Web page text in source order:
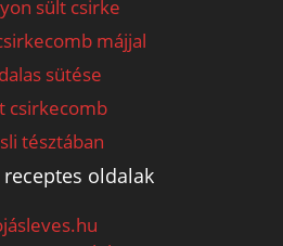
sült csirke
májjal
sütése
csirkecomb
tésztában
oldalak